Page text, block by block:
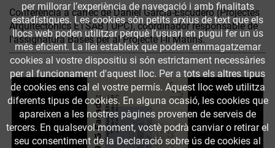
Conferència a càrrec de Daniel García-Escudero (Projectes
Arquitectònics ETSAB | UPC), coordinador responsable de
l'assignatura Bases per al Projecte I-II Matins.
per millorar l’experiència de navegació i amb finalitats
estadístiques. Les cookies són petits arxius de text que els
llocs web poden utilitzar perquè l’usuari en pugui fer un ús
més eficient. La llei estableix que podem emmagatzemar
cookies al vostre dispositiu si són estrictament necessàries
per al funcionament d'aquest lloc. Per a tots els altres tipus
de cookies ens cal el vostre permís. Aquest lloc web utilitza
diferents tipus de cookies. En alguna ocasió, les cookies que
apareixen a les nostres pàgines provenen de serveis de
tercers. En qualsevol moment, vostè podrà canviar o retirar el
seu consentiment de la Declaració sobre ús de cookies al